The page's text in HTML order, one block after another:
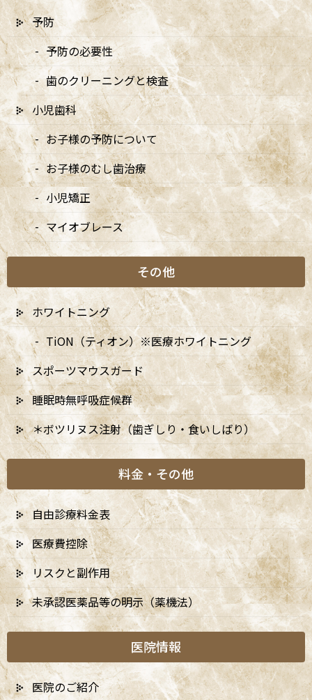
8月・9月の診療日変更のお知らせ
2026/04/13
5/3・4休診、5/5・6は9:00〜15:00診療、6/14は休
診です
2026/04/10
5月の矯正診療日のお知らせ
2026/04/10
月別アーカイブ
2025年
2024年
予防
予防の必要性
歯のクリーニングと検査
小児歯科
お子様の予防について
お子様のむし歯治療
小児矯正
マイオブレース
その他
ホワイトニング
TiON（ティオン）※医療ホワイトニング
スポーツマウスガード
睡眠時無呼吸症候群
＊ボツリヌス注射（歯ぎしり・食いしばり）
料金・その他
自由診療料金表
医療費控除
リスクと副作用
未承認医薬品等の明示（薬機法）
医院情報
医院のご紹介